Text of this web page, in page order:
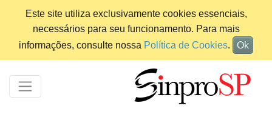
Este site utiliza exclusivamente cookies essenciais,
necessários para seu funcionamento. Para mais
informações, consulte nossa Política de Cookies. Ok